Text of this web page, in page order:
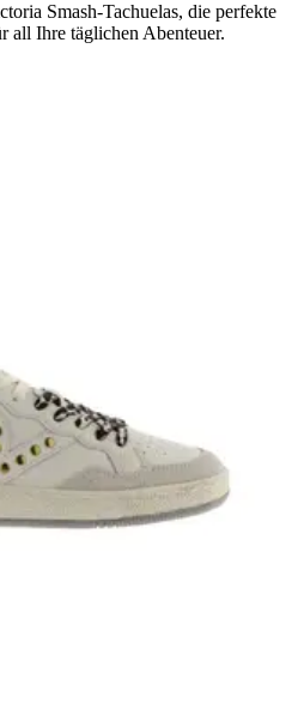
Smash-Tachuelas, die perfekte
all Ihre täglichen Abenteuer.